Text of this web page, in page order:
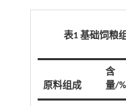
表1 基础饲粮
原料组成
含
量/%